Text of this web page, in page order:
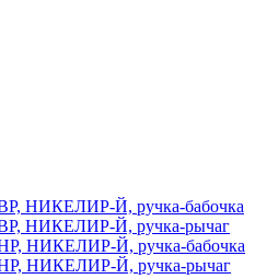
НИКЕЛИР-Й, ручка-бабочка
НИКЕЛИР-Й, ручка-рычаг
НИКЕЛИР-Й, ручка-бабочка
НИКЕЛИР-Й, ручка-рычаг